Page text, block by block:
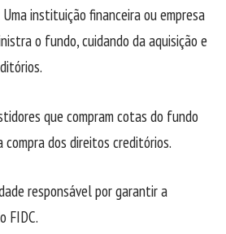
instituição financeira ou empresa
o fundo, cuidando da aquisição e
que compram cotas do fundo
dos direitos creditórios.
responsável por garantir a
FIDC.